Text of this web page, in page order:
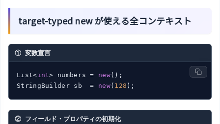
target-typed new が使える全コンテキスト
① 変数宣言
List<int> numbers = new();
StringBuilder sb  = new( 128
② フィールド・プロパティの初期化